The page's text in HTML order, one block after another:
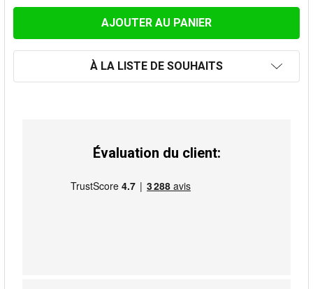
À LA LISTE DE SOUHAITS
Évaluation du client: